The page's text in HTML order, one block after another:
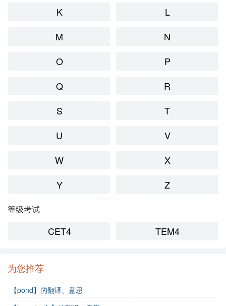
K
L
M
N
O
P
Q
R
S
T
U
V
W
X
Y
Z
等级考试
CET4 TEM4
为您推荐
【pond】的翻译、意思